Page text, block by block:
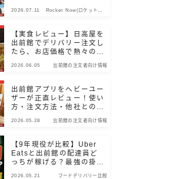
2026.07.11
Rocket Now(ロケットナ
【実食レビュー】日高屋を
出前館でデリバリー注文し
たら、お店価格で熱々のま
2026.06.05 出前館の注文者向け情報
出前館アプリをヘビーユー
ザーが正直レビュー！使い
方・注文方法・他社との違
2026.05.28 出前館の注文者向け情報
【9年現役が比較】Uber
Eatsと出前館の配達員ど
っちが稼げる？最強の掛け
2026.05.21 フードデリバリー比較